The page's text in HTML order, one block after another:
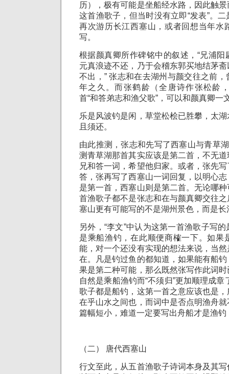
历），极有可能是坐船经水路，因此触
这首渔歌子，但当时没有立即“发表”。
再次游历长江西塞山，或者回想当年水
写。
根据颜真卿所作碑铭中的叙述，“兄浦
元真浪迹不还，乃于会稽东郭买地结茅
不出，” 张志和在去湖州与颜交往之前
年之久。而张鹤龄（全唐诗作张松龄
首“和答弟志和渔父歌”，可以和颜真卿一
乐是风波钓是闲，草堂松桧已胜攀，太
且须还。
由此推测，张志和先写了西塞山与青草
测青草湖那首其实应该是第二首，不无
兄和答一词，希望他归家。或者，张先
答，张再写了西塞山一词回复，以明心
是第一首，西塞山则是第二首。无论哪
首渔歌子都不是张志和在与颜真卿交往
塞山更有可能写的不是湖州景色，而是
另外，“李文”中认为这第一首渔歌子写
是乘船渔钓，在此顺便商榷一下。如果
能，对一个还没有实现的想法来说，当
在。凡是钓过鱼的都知道，如果能有船
果是第二种可能，那么既然张写作此词
自然是乘船渔钓而“不须归”更加顺理成
歌子都是船钓，这第一首之意应该也是
在乎山水之间也，而词中是否点明渔舟
篇幅短小，难道一定要写出舟船才是渔
（二） 唐代西塞山
行文至此，从五首渔歌子诗词本身及其